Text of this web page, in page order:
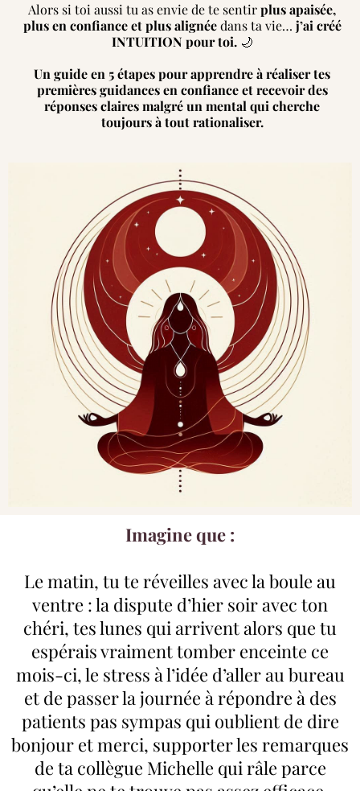
Alors si toi aussi tu as envie de te sentirplus apaisée,
plus en confiance et plus alignéedans ta vie… j’ai créé
INTUITION pour toi.🌙
Un guide en 5 étapes pour apprendre à réaliser tes
premières guidances en confiance et recevoir des
réponses claires malgré un mental qui cherche
toujours à tout rationaliser.
Imagine que :
Le matin, tu te réveilles avec la boule au
ventre : la dispute d’hier soir avec ton
chéri, tes lunes qui arrivent alors que tu
espérais vraiment tomber enceinte ce
mois-ci, le stress à l’idée d’aller au bureau
et de passer la journée à répondre à des
patients pas sympas qui oublient de dire
bonjour et merci, supporter les remarques
de ta collègue Michelle qui râle parce